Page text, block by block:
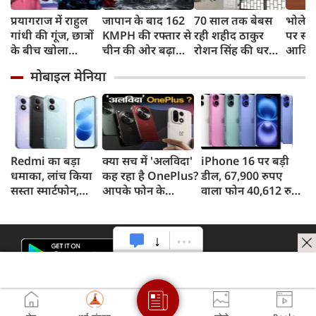
प्रयागराज में राहुल
गांधी की गूंज, छात्रों
के बीच खोला
दरवाजों' का सच
जापान के बाद 162
KMPH की रफ्तार से
चीन की ओर बढ़ा
में अलर्ट, बंदरगाह,
स्कूल बंद, उड़ानें रद्द
70 साल तक बेबस
रही शहीद ठाकुर
रोशन सिंह की धरती,
मिटा दिया तीन
पीढ़ियों का दर्द
पर
मोबाइल मेनिया
Redmi का बड़ा
धमाका, लांच किया
सस्ता स्मार्टफोन,
क्या सच में 'अलविदा'
कह रहा है OnePlus?
आपके फोन के
iPhone 16 पर बड़ी
डील, 67,900 रुपए
वाला फोन 40,612 रुपए